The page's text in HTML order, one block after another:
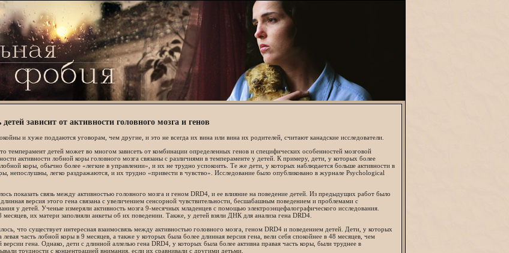
зависит от активности головного мозга и генов
и хуже поддаются уговорам, чем другие, и это не всегда их вина или вина их родителей, считают канадские исследователи.
темперамент детей может во многом зависеть от комбинации определенных генов и специфических особенностей мозговой
активности лобной коры головного мозга связаны с различиями в темпераменте у детей. К примеру, дети, у которых более
лобной коры, обычно более «легкие в управлении», и их не трудно успокоить. Те же дети, у которых наблюдается больше активности в
непослушны, легко раздражаются, и их трудно «привести в чувство». Исследование было опубликовано в журнале Psychological
показать связь между активностью головного мозга и геном DRD4, и ее влияние на поведение детей. Из предыдущих работ было
версия этого гена связана с увеличением сенсорной чувствительности, бесшабашным поведением и проблемами с
у детей. Ученые измеряли активность мозга 9-месячных младенцев с помощью электроэнцефалографического исследования.
месяцев, их матери заполняли анкеты об их поведении. Также, у детей взяли ДНК для анализа гена DRD4.
что существует интересная взаимосвязь между активностью головного мозга, геном DRD4 и поведением детей. Дети, у которых
левая часть лобной коры в 9 месяцев, а также у которых была более длинная версия гена, вели себя спокойнее в 48 месяцев, чем
версии гена. Однако, дети с длинной аллелью гена DRD4, у которых была более активна правая часть коры, были труднее в
трудности с концентрацией внимания, если их сравнивали с другими детьми.